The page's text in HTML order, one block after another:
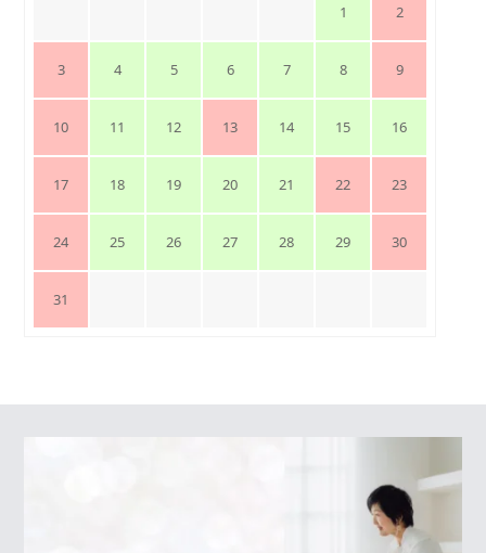
1 2
3 4 5 6 7 8 9
10 11 12 13 14 15 16
17 18 19 20 21 22 23
24 25 26 27 28 29 30
31